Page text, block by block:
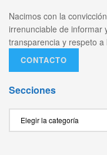
Nacimos con la
irrenunciable de informar
transparencia y respeto a
CONTACTO
Secciones